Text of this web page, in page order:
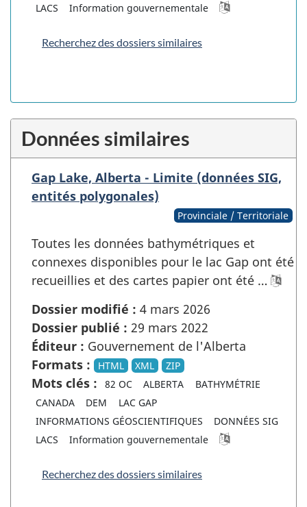
LACS
Information gouvernementale
Recherchez des dossiers similaires
Données similaires
Gap Lake, Alberta - Limite (données SIG,
entités polygonales)
Provinciale / Territoriale
Toutes les données bathymétriques et
connexes disponibles pour le lac Gap ont été
recueillies et des cartes papier ont été …
Dossier modifié : 4 mars 2026
Dossier publié : 29 mars 2022
Éditeur : Gouvernement de l'Alberta
Formats :
HTML XML ZIP
Mots clés : 82 OC ALBERTA
BATHYMÉTRIE
CANADA
DEM
LAC GAP
INFORMATIONS GÉOSCIENTIFIQUES
DONNÉES SIG
LACS
Information gouvernementale
Recherchez des dossiers similaires